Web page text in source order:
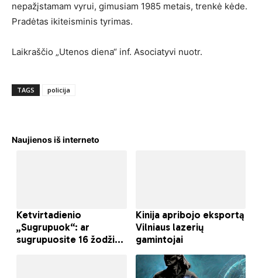
nepažįstamam vyrui, gimusiam 1985 metais, trenkė kėde.
Pradėtas ikiteisminis tyrimas.
Laikraščio „Utenos diena“ inf. Asociatyvi nuotr.
TAGS policija
Naujienos iš interneto